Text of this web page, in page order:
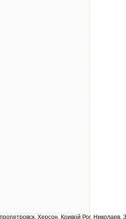
Херсон, Кривой Рог,